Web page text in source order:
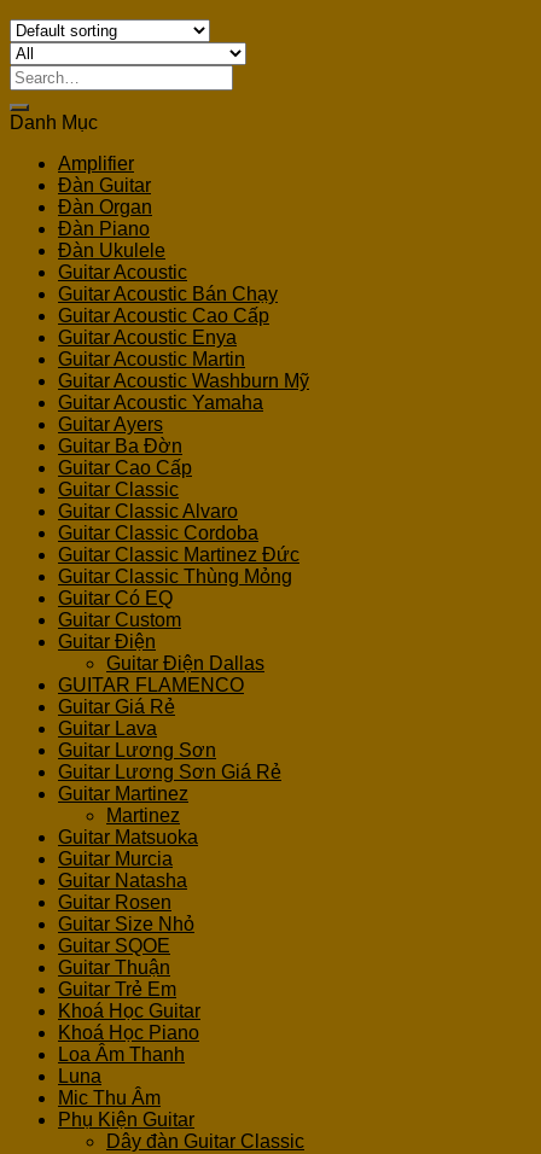
Search
for:
Danh Mục
Amplifier
Đàn Guitar
Đàn Organ
Đàn Piano
Đàn Ukulele
Guitar Acoustic
Guitar Acoustic Bán Chạy
Guitar Acoustic Cao Cấp
Guitar Acoustic Enya
Guitar Acoustic Martin
Guitar Acoustic Washburn Mỹ
Guitar Acoustic Yamaha
Guitar Ayers
Guitar Ba Đờn
Guitar Cao Cấp
Guitar Classic
Guitar Classic Alvaro
Guitar Classic Cordoba
Guitar Classic Martinez Đức
Guitar Classic Thùng Mỏng
Guitar Có EQ
Guitar Custom
Guitar Điện
Guitar Điện Dallas
GUITAR FLAMENCO
Guitar Giá Rẻ
Guitar Lava
Guitar Lương Sơn
Guitar Lương Sơn Giá Rẻ
Guitar Martinez
Martinez
Guitar Matsuoka
Guitar Murcia
Guitar Natasha
Guitar Rosen
Guitar Size Nhỏ
Guitar SQOE
Guitar Thuận
Guitar Trẻ Em
Khoá Học Guitar
Khoá Học Piano
Loa Âm Thanh
Luna
Mic Thu Âm
Phụ Kiện Guitar
Dây đàn Guitar Classic